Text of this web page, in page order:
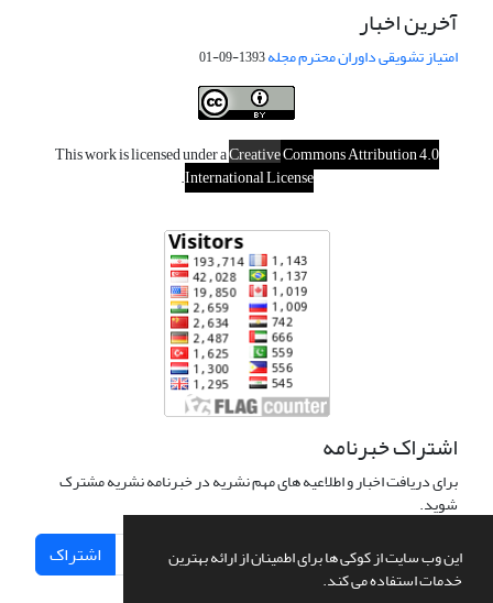
این وب سایت از کوکی ها برای اطمینان از ارائه بهترین
خدمات استفاده می کند.
آخرین اخبار
امتیاز تشویقی داوران محترم مجله1393-09-01
This work is licensed under aCreativeCommons Attribution 4.0
International License
.
اشتراک خبرنامه
برای دریافت اخبار و اطلاعیه های مهم نشریه در خبرنامه نشریه مشترک
شوید.
اشتراک